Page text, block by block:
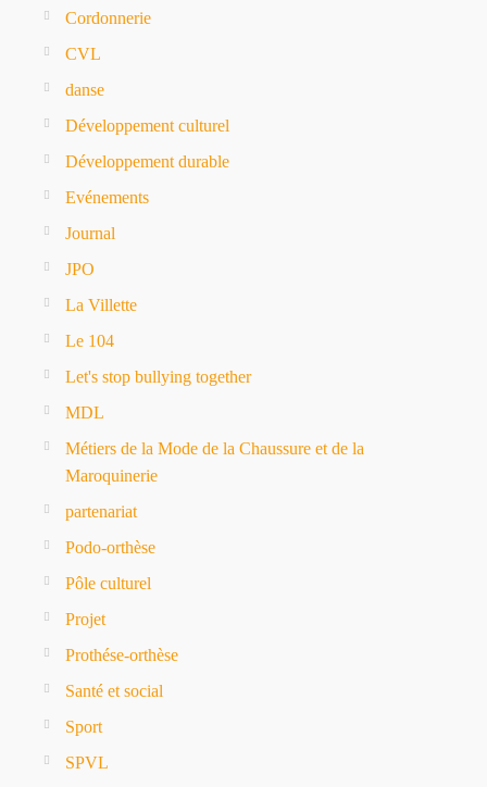
Cordonnerie
CVL
danse
Développement culturel
Développement durable
Evénements
Journal
JPO
La Villette
Le 104
Let's stop bullying together
MDL
Métiers de la Mode de la Chaussure et de la
Maroquinerie
partenariat
Podo-orthèse
Pôle culturel
Projet
Prothése-orthèse
Santé et social
Sport
SPVL